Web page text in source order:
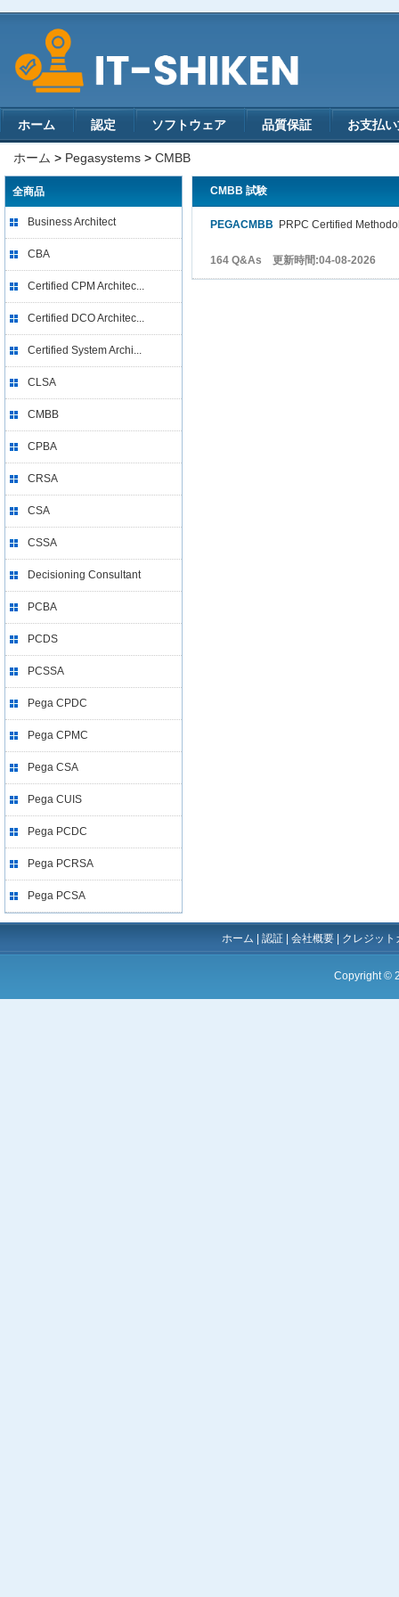
ホーム 認定 ソフトウェア 品質保証 お支払
ホーム > Pegasystems > CMBB
全商品
Business Architect
CBA
Certified CPM Architec...
Certified DCO Architec...
Certified System Archi...
CLSA
CMBB
CPBA
CRSA
CSA
CSSA
Decisioning Consultant
PCBA
PCDS
PCSSA
Pega CPDC
Pega CPMC
Pega CSA
Pega CUIS
Pega PCDC
Pega PCRSA
Pega PCSA
CMBB 試験
PEGACMBB PRPC Certified
164 Q&As 更新時間:04-08-2026
ホーム 認証 会社概要 クレジッ
Copyright ©